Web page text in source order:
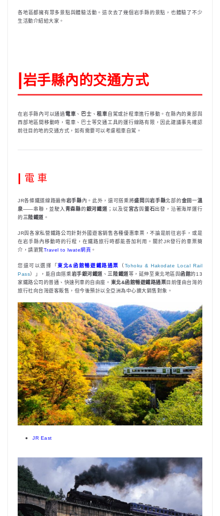
各地區都擁有眾多景點與體驗活動。這次去了幾個岩手縣的景點，也體驗了不少
生活動介紹給大家。
|岩手縣內的交通方式
在岩手縣內可以通過電車 、 巴士 、租車 自駕或計程車進行移動。在縣內的東部與
西部地區間移動時，電車、巴士等交通工具的運行線路有限，因此建議事先確認
前往目的地的交通方式，如有需要可以考慮租車自駕。
| 電 車
JR各條鐵道線路遍佈岩手縣內。此外，還可搭乘將盛岡與岩手縣北部的金田一溫
泉——串聯，並駛入 青森縣的銀河鐵道 ；以及從宮古與釜石出發，沿著海岸運行
的三陸鐵道 。
JR與各家私營鐵路公司針對外國遊客銷售各種優惠車票，不論是前往岩手，或是
在岩手縣內移動時的行程，在鐵路旅行時都能善加利用。關於JR發行的車票簡
介，請瀏覽Travel to Iwate網頁 。
您還可以選擇「東北&函館暢遊鐵路通票 （ Tohoku & Hakodate Local Rail
Pass）」，能自由搭乘岩手銀河鐵道 、 三陸鐵道等，延伸至東北地區與函館的13
家鐵路公司的普通、快速列車的自由座。 東北&函館暢遊鐵路通票目前僅由台灣的
旅行社向台灣遊客販售，但今後預計以全亞洲為中心擴大銷售對象。
JR East